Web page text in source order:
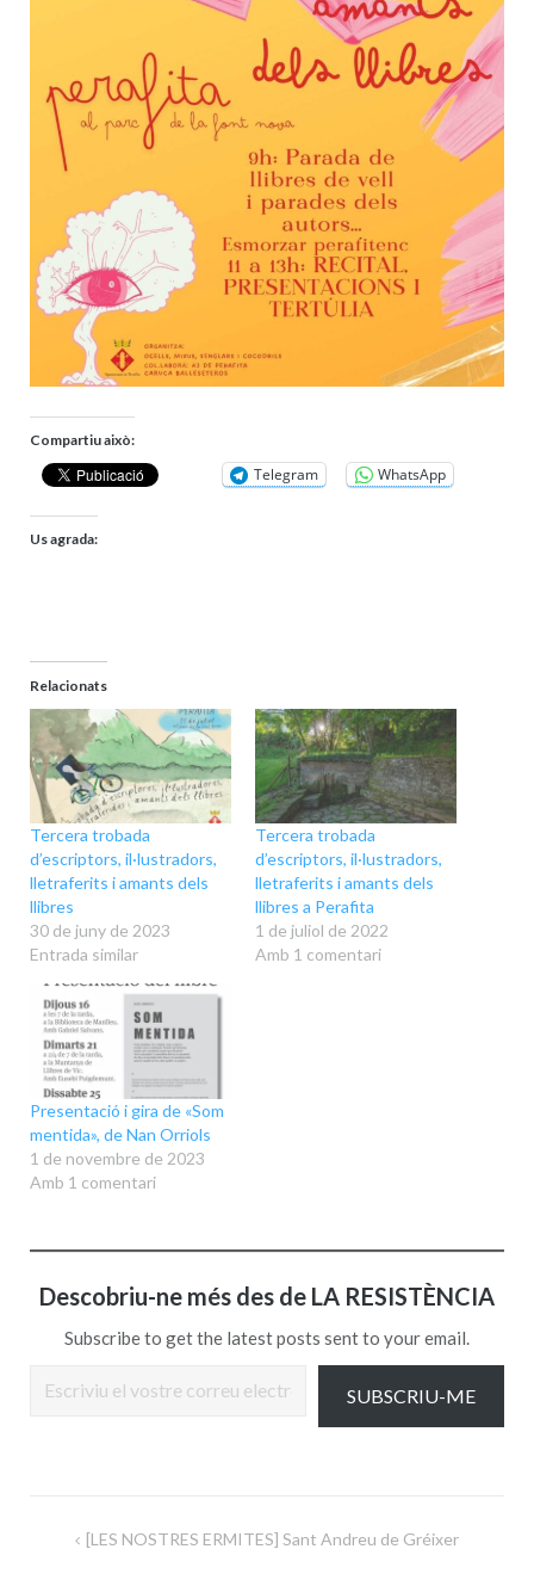
Compartiu això:
Telegram WhatsApp
Us agrada:
Relacionats
Tercera trobada
d’escriptors, il·lustradors,
lletraferits i amants dels
llibres
30 de juny de 2023
Entrada similar
Tercera trobada
d’escriptors, il·lustradors,
lletraferits i amants dels
llibres a Perafita
1 de juliol de 2022
Amb 1 comentari
Presentació i gira de «Som
mentida», de Nan Orriols
1 de novembre de 2023
Amb 1 comentari
Descobriu-ne més des de LA RESISTÈNCIA
Subscribe to get the latest posts sent to your email.
SUBSCRIU-ME
Navegació
[LES NOSTRES ERMITES] Sant Andreu de Gréixer